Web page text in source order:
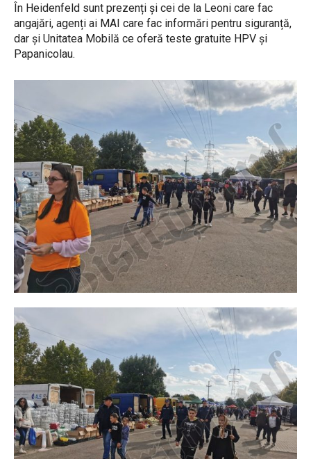
În Heidenfeld sunt prezenți și cei de la Leoni care fac
angajări, agenți ai MAI care fac informări pentru siguranță,
dar și Unitatea Mobilă ce oferă teste gratuite HPV și
Papanicolau.